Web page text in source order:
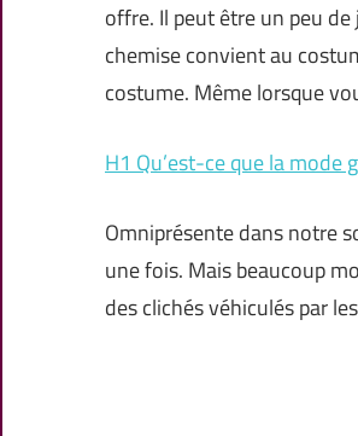
offre. Il peut être un peu
chemise convient au
costume. Même lorsque
H1 Qu’est-ce que la mode
Omniprésente dans notre
une fois. Mais beaucoup
des clichés véhiculés par